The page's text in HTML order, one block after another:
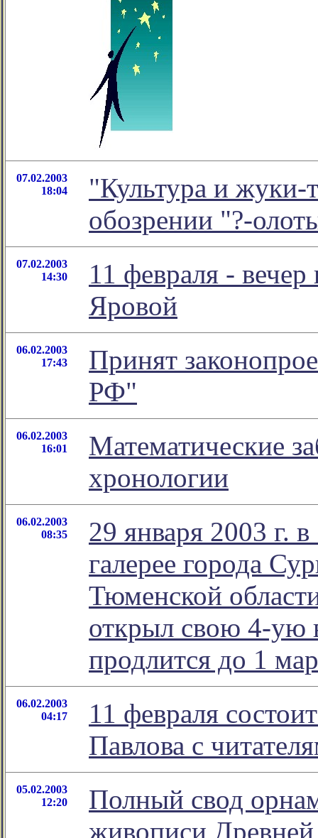
07.02.2003
18:04
"Культура и
обозрении "?-
07.02.2003
14:30
11 февраля -
Яровой
06.02.2003
17:43
Принят
РФ"
06.02.2003
16:01
Математические
хронологии
06.02.2003
08:35
29 января 2003 г.
галерее города
Тюменской
открыл свою 4-ую
продлится до 1
06.02.2003
04:17
11 февраля
Павлова с
05.02.2003
12:20
Полный свод
живописи